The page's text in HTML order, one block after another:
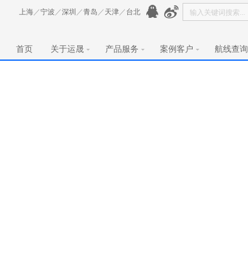
上海／宁波 ／深圳 ／青岛 ／ 天津／ 台北
首页 关于运晟 产品服务 案例客户 航线查询